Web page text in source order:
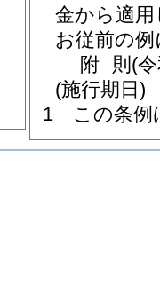
金から適
お従前の
附 則 (
(施行期日)
1
この条例